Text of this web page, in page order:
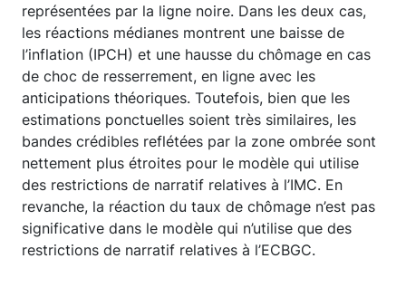
représentées par la ligne noire. Dans les deux cas,
les réactions médianes montrent une baisse de
l’inflation (IPCH) et une hausse du chômage en cas
de choc de resserrement, en ligne avec les
anticipations théoriques. Toutefois, bien que les
estimations ponctuelles soient très similaires, les
bandes crédibles reflétées par la zone ombrée sont
nettement plus étroites pour le modèle qui utilise
des restrictions de narratif relatives à l’IMC. En
revanche, la réaction du taux de chômage n’est pas
significative dans le modèle qui n’utilise que des
restrictions de narratif relatives à l’ECBGC.